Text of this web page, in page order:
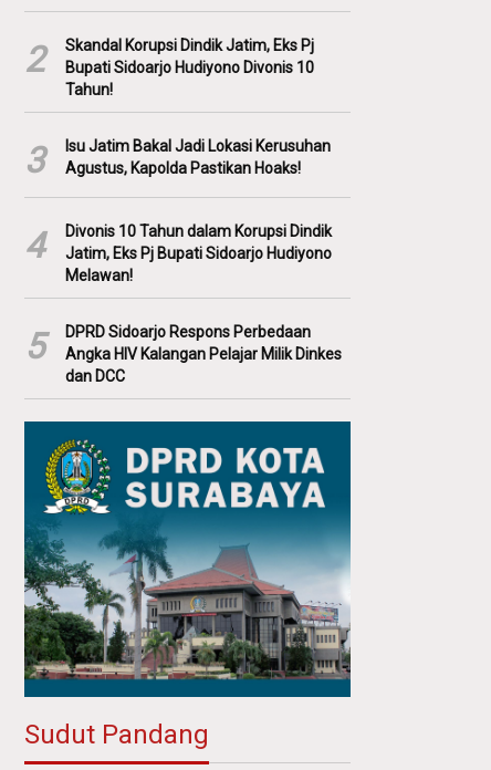
2
Skandal Korupsi Dindik Jatim, Eks Pj
Bupati Sidoarjo Hudiyono Divonis 10
Tahun!
3
Isu Jatim Bakal Jadi Lokasi Kerusuhan
Agustus, Kapolda Pastikan Hoaks!
4
Divonis 10 Tahun dalam Korupsi Dindik
Jatim, Eks Pj Bupati Sidoarjo Hudiyono
Melawan!
5
DPRD Sidoarjo Respons Perbedaan
Angka HIV Kalangan Pelajar Milik Dinkes
dan DCC
Sudut Pandang